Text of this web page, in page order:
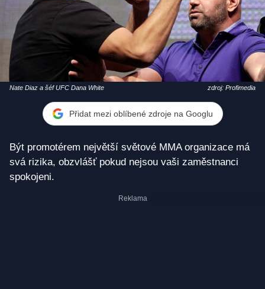
Nate Diaz a šéf UFC Dana White zdroj: Profimedia
Přidat mezi oblíbené zdroje na Googlu
Být promotérem největší světové MMA organizace má
svá rizika, obzvlášť pokud nejsou vaši zaměstnanci
spokojeni.